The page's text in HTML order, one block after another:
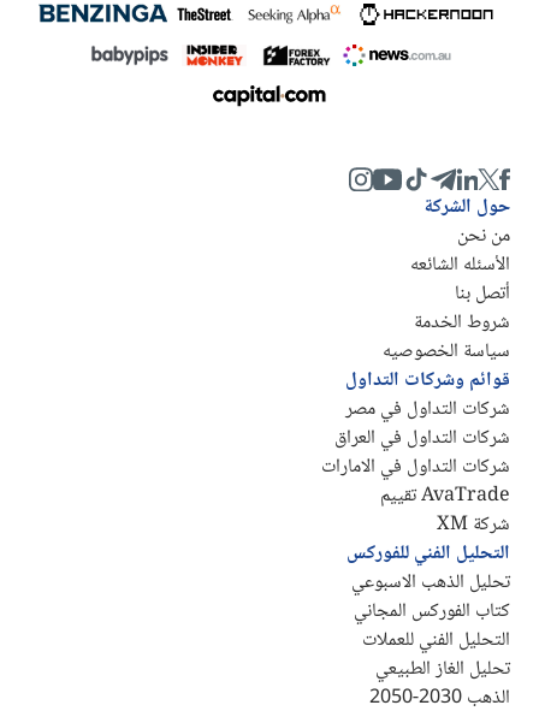
حول الشركة
من نحن
الأسئله الشائعه
أتصل بنا
شروط الخدمة
سياسة الخصوصيه
قوائم وشركات التداول
شركات التداول في مصر
شركات التداول في العراق
شركات التداول في الامارات
AvaTrade تقييم
شركة XM
التحليل الفني للفوركس
تحليل الذهب الاسبوعي
كتاب الفوركس المجاني
التحليل الفني للعملات
تحليل الغاز الطبيعي
الذهب 2030-2050